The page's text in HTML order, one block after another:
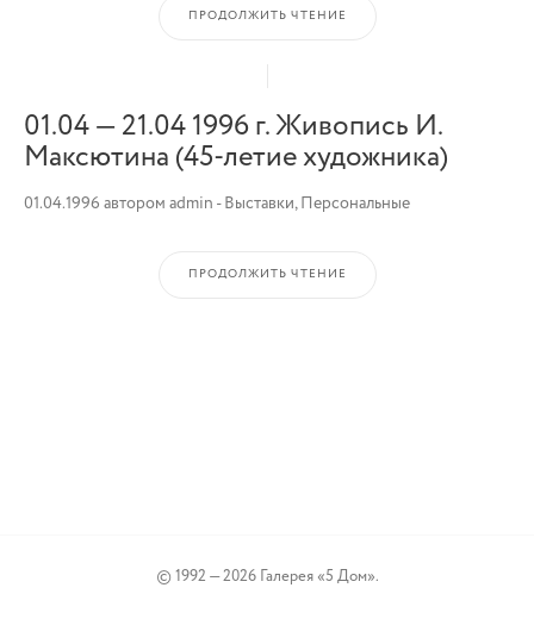
ПРОДОЛЖИТЬ ЧТЕНИЕ
01.04 — 21.04 1996 г. Живопись И.
Максютина (45-летие художника)
01.04.1996 автором admin -Выставки,Персональные
ПРОДОЛЖИТЬ ЧТЕНИЕ
© 1992 — 2026 Галерея «5 Дом».